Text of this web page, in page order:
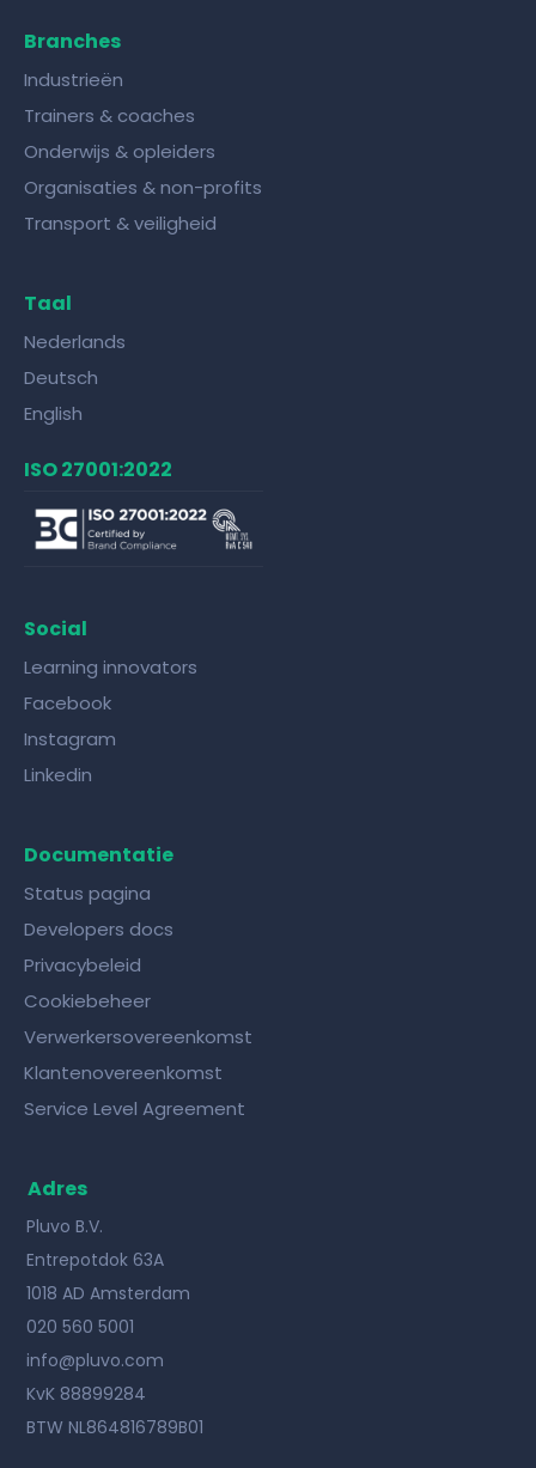
Branches
Industrieën
Trainers & coaches
Onderwijs & opleiders
Organisaties & non-profits
Transport & veiligheid
Taal
Nederlands
Deutsch
English
ISO 27001:2022
Social
Learning innovators
Facebook
Instagram
Linkedin
Documentatie
Status pagina
Developers docs
Privacybeleid
Cookiebeheer
Verwerkersovereenkomst
Klantenovereenkomst
Service Level Agreement
Adres
Pluvo B.V.
Entrepotdok 63A
1018 AD Amsterdam
020 560 5001
info@pluvo.com
KvK 88899284
BTW NL864816789B01